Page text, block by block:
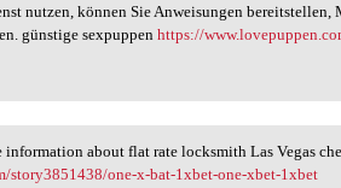
Dienst
nutzen, können Sie Anweisungen
günstige sexpuppenhttps://
about flat rate locksmith Las Vegas
story3851438/one-x-bat-1xbet-one-xbet-1xbet